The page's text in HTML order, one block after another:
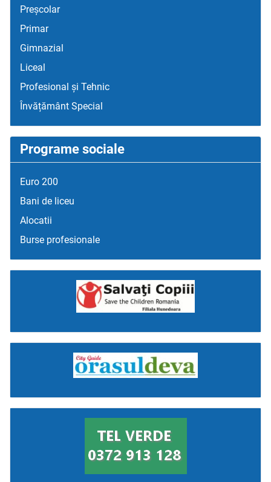
Preșcolar
Primar
Gimnazial
Liceal
Profesional și Tehnic
Învățământ Special
Programe sociale
Euro 200
Bani de liceu
Alocatii
Burse profesionale